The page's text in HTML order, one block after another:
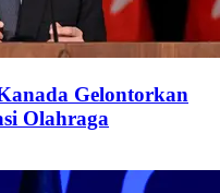
Gelontorkan
Olahraga